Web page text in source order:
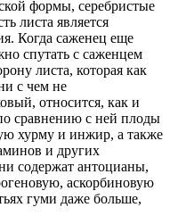
формы, серебристые
листа является
Когда саженец еще
спутать с саженцем
листа, которая как
с чем не
относится, как и
сравнению с ней плоды
хурму и инжир, а также
и других
содержат антоцианы,
аскорбиновую
гуми даже больше,